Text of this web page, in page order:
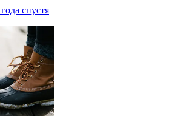
спустя